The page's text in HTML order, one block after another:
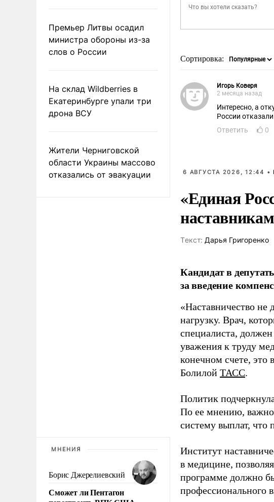
Премьер Литвы осадил
министра обороны из-за
слов о России
На склад Wildberries в
Екатеринбурге упали три
дрона ВСУ
Жители Черниговской
области Украины массово
отказались от эвакуации
МНЕНИЯ
Борис Джерелиевский
Сможет ли Пентагон
Сортировка:
Игорь Коверя
2 месяца назад
Интересно, а
России
Ответить
0
6 АВГУСТА 2026, 12:44 •
«Единая
Tекст: Дарья Григоренко
Кандидат в
за введение
«Наставничество
нагрузку. Врач,
специалиста,
уважения к труду
конечном счете, это
Болилой ТАСС.
Политик
По ее мнению, важно
систему выплат, что
Институт
в медицине,
программе должно
профессионального